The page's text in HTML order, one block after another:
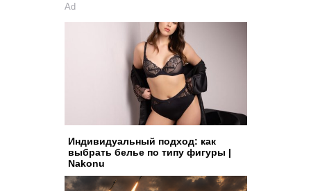
Ad
Индивидуальный подход: как
выбрать белье по типу фигуры |
Nakonu